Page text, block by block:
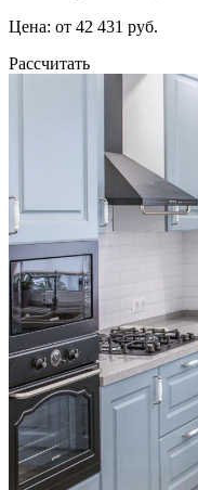
Цена: от 42 431 руб.
Рассчитать